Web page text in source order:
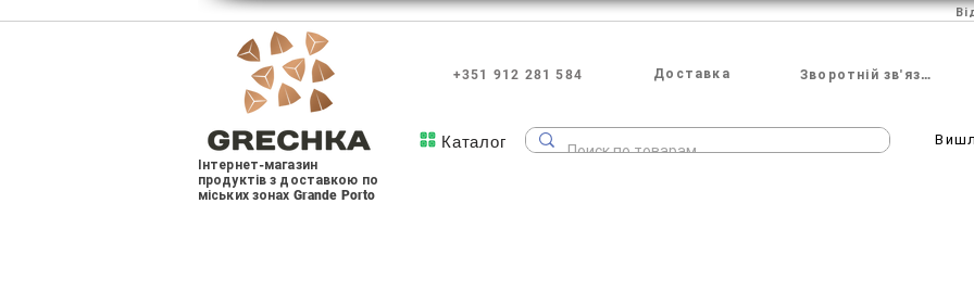
+351 912 281 584 Доставка Зворотній зв'язок
Інтернет-магазин
продуктів з доставкою по
міських зонах Grande Porto
Каталог